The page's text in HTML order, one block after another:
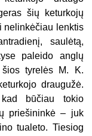
šių keturkojų
nelinkėčiau lenktis
saulėtą,
paleido anglų
tyrelės M. K.
draugužė.
būčiau tokio
priešininkė – juk
tualeto. Tiesiog